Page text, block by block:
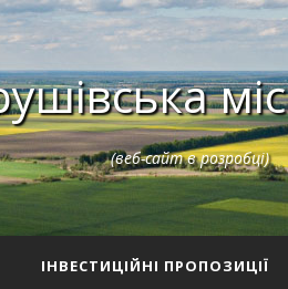
(веб-сайт в розробці)
ІНВЕСТИЦІЙНІ ПРОПОЗИЦІЇ